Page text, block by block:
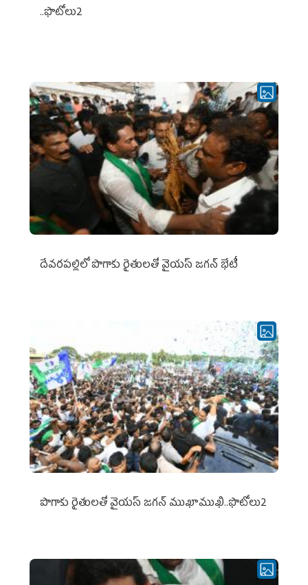
..ఫొటోలు2
దేవరపల్లిలో పొగాకు రైతులతో వైయస్ జగన్ భేటీ
పొగాకు రైతుల‌తో వైయ‌స్ జ‌గ‌న్ ముఖాముఖి..ఫొటోలు2